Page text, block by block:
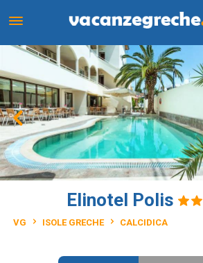
Elinotel Polis
VG ISOLE GRECHE CALCIDICA